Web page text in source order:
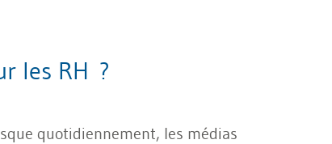
les RH ?
quotidiennement, les médias